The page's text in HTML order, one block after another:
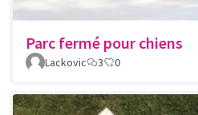
Parc fermé pour chiens
Lackovic 3 0